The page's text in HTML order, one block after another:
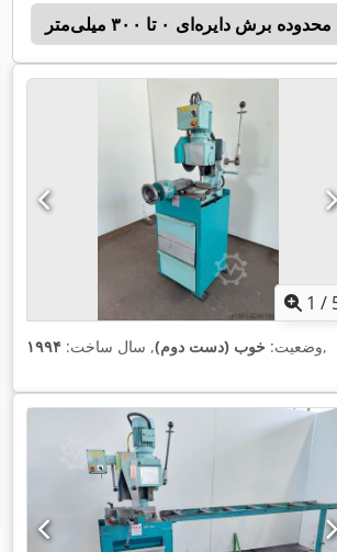
دایره‌ای ۰ تا ۳۰۰ میلی‌متر
1 /
وضعیت: خوب (دست دوم), سال ساخت: ۱۹۹۴ ,